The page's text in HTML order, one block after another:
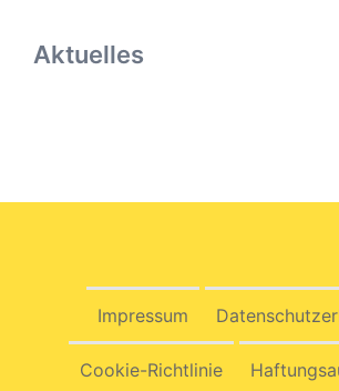
Aktuelles
Impressum
Cookie-Richtlinie